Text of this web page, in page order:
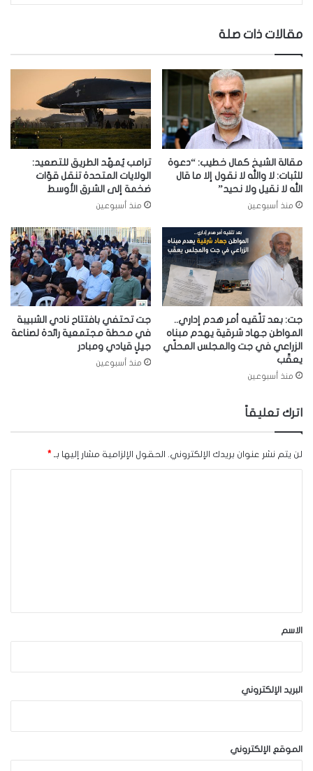
مقالات ذات صلة
مقالة الشيخ كمال خطيب: “دعوة
للثبات: لا والله لا نقول إلا ما قال
الله لا نقيل ولا نحيد”
منذ أسبوعين
ترامب يُمهّد الطريق للتصعيد:
الولايات المتحدة تنقل قوّات
ضخمة إلى الشرق الأوسط
منذ أسبوعين
جت: بعد تلّقيه أمر هدم إداري..
المواطن جهاد شرقية يهدم مبناه
الزراعي في جت والمجلس المحلّي
يعقّب
منذ أسبوعين
جت تحتفي بافتتاح نادي الشبيبة
في محطة مجتمعية رائدة لصناعة
جيلٍ قيادي ومبادر
منذ أسبوعين
اترك تعليقاً
لن يتم نشر عنوان بريدك الإلكتروني. الحقول الإلزامية مشار إليها بـ *
*الاسم
البريد الإلكتروني
الموقع الإلكتروني